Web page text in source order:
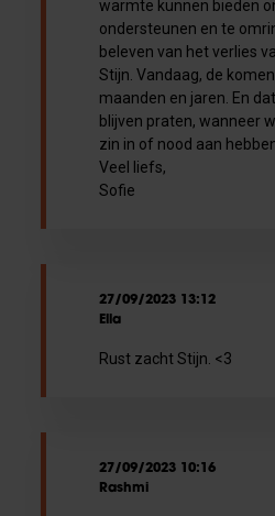
warmte kunnen bieden
ondersteunen en te
beleven van het verlies
Stijn. Vandaag, de
maanden en jaren. En
blijven praten, wanneer
zin in of nood aan
Veel liefs,
Sofie
27/09/2023 13:12
Ella
Rust zacht Stijn. <3
27/09/2023 10:16
Rashmi